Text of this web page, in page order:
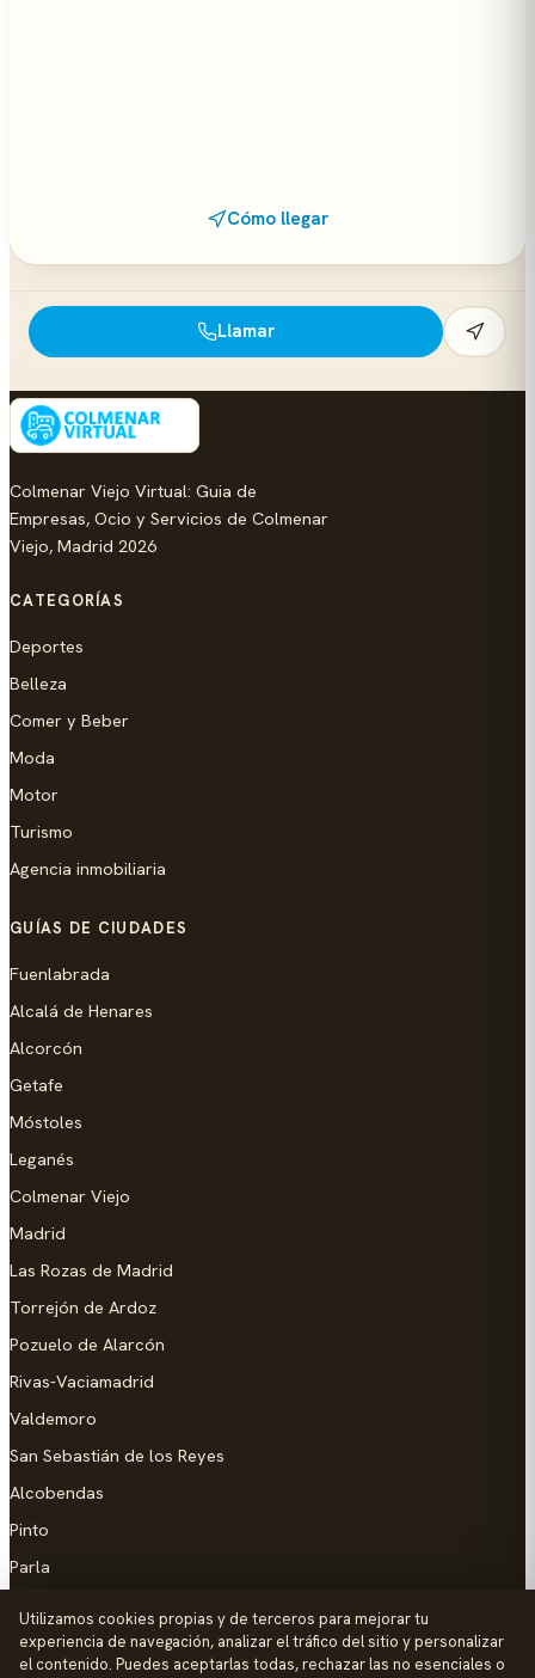
Cómo llegar
Llamar
Colmenar Viejo Virtual: Guia de
Empresas, Ocio y Servicios de Colmenar
Viejo, Madrid 2026
CATEGORÍAS
Deportes
Belleza
Comer y Beber
Moda
Motor
Turismo
Agencia inmobiliaria
GUÍAS DE CIUDADES
Fuenlabrada
Alcalá de Henares
Alcorcón
Getafe
Móstoles
Leganés
Colmenar Viejo
Madrid
Las Rozas de Madrid
Torrejón de Ardoz
Pozuelo de Alarcón
Rivas-Vaciamadrid
Valdemoro
San Sebastián de los Reyes
Alcobendas
Pinto
Parla
AYUDA
Utilizamos cookies propias y de terceros para mejorar tu
experiencia de navegación, analizar el tráfico del sitio y personalizar
el contenido. Puedes aceptarlas todas, rechazar las no esenciales o